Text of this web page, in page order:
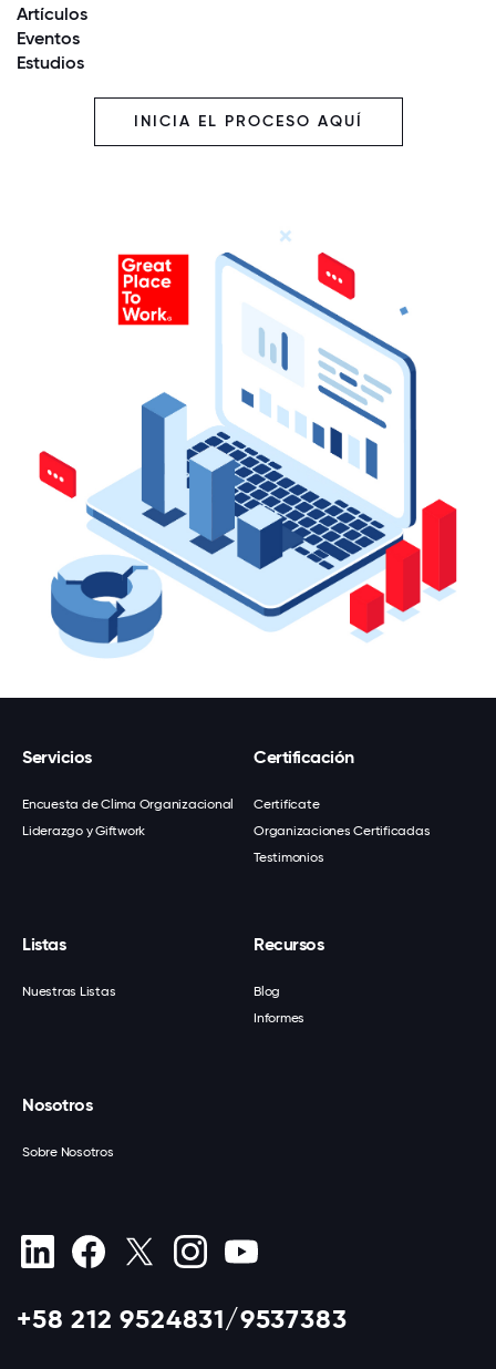
Artículos
Eventos
Estudios
INICIA EL PROCESO AQUÍ
Servicios
Encuesta de Clima Organizacional
Liderazgo y Giftwork
Certificación
Certifícate
Organizaciones Certificadas
Testimonios
Listas
Nuestras Listas
Recursos
Blog
Informes
Nosotros
Sobre Nosotros
+58 212 9524831/9537383